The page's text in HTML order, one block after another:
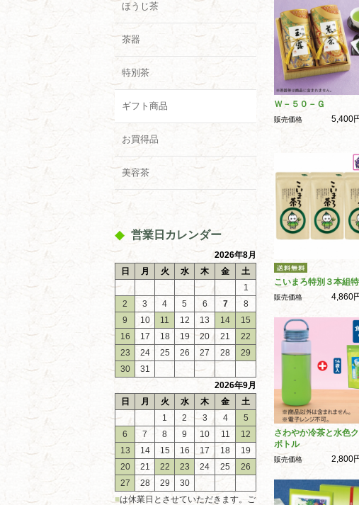
ほうじ茶
茶器
特別茶
ギフト商品
お買得品
美容茶
営業日カレンダー
2026年8月
日
月 火 水 木 金
土
1
2
3 4 5 6 7
8
9
10 11 12 13 14
15
16
17 18 19 20 21
22
23
24 25 26 27 28
29
30
31
2026年9月
日
月 火 水 木 金
土
1
2 3 4
5
6
7 8 9 10 11
12
13
14 15 16 17 18
19
20
21 22 23 24 25
26
27
28 29
30
■は休業日とさせていただきます。ご
Ｗ－５０－Ｇ
販売価格 5,400
こいまろ特別３本組
販売価格 4,860
さわやか冷茶と水色
ボトル
販売価格 2,800